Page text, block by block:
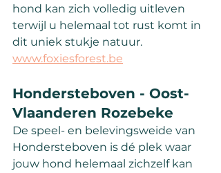
hond kan zich volledig uitleven
terwijl u helemaal tot rust komt in
dit uniek stukje natuur.
www.foxiesforest.be
Hondersteboven - Oost-
Vlaanderen Rozebeke
De speel- en belevingsweide van
Hondersteboven is dé plek waar
jouw hond helemaal zichzelf kan